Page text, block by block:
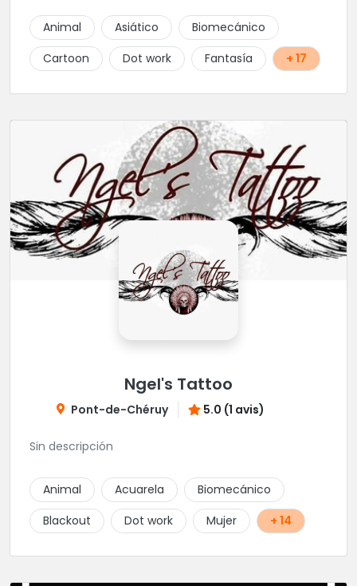
Animal Asiático
Biomecánico
Cartoon
Dot work Fantasía + 17
Ngel's Tattoo
Pont-de-Chéruy 5.0 (1 avis)
Sin descripción
Animal Acuarela
Biomecánico
Blackout
Dot work Mujer + 14